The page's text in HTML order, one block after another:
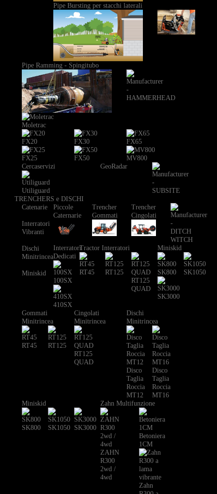
Pipe Bursting per stacchi laterali
Pipe Ramming - Spingitubo
Moletrac
FX20
FX25
FX30
FX50
FX65
MV800
Cercaservizi
Utiliguard
GeoRadar
TRENCHERS e DISCHI
Catenarie
Interratori
Vibranti
Dischi
Minitrincea
Miniskid
Piccole
Caternarie
Trencher
Gommati
Trencher
Cingolati
Interratori
Dedicati
100SX
410SX
Tractor Interratori
RT45
RT125
RT125
QUAD
Miniskid
SK800 SK1050
SK3000
Gommati
Minitrincea
RT45 RT125
Cingolati
Minitrincea
RT125
QUAD
Dischi
Minitrincea
Disco
Taglia
Roccia
MT12
Disco
Taglia
Roccia
MT16
Miniskid
SK800 SK1050 SK3000
Zahn Multifunzione
ZAHN
R300
2wd /
4wd
Betoniera
1CM
Zahn